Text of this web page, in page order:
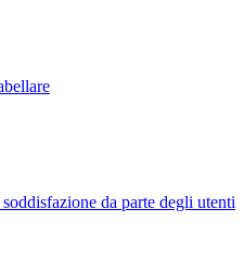
da parte degli utenti